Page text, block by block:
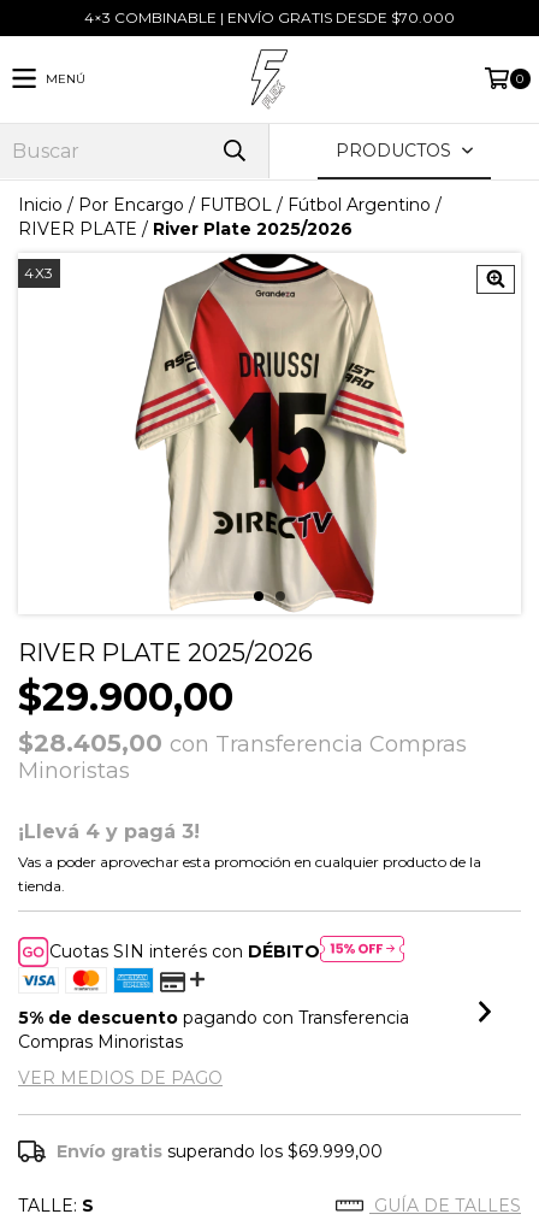
4×3 COMBINABLE | ENVÍO GRATIS DESDE $70.000
MENÚ 0
PRODUCTOS
Inicio / Por Encargo / FUTBOL / Fútbol Argentino /
RIVER PLATE / River Plate 2025/2026
4X3
RIVER PLATE 2025/2026
$29.900,00
$28.405,00 con Transferencia Compras
Minoristas
¡Llevá 4 y pagá 3!
Vas a poder aprovechar esta promoción en cualquier producto de la
tienda.
Cuotas SIN interés con DÉBITO
5% de descuento pagando con Transferencia
Compras Minoristas
VER MEDIOS DE PAGO
Envío gratis superando los$69.999,00
TALLE: S
GUÍA DE TALLES